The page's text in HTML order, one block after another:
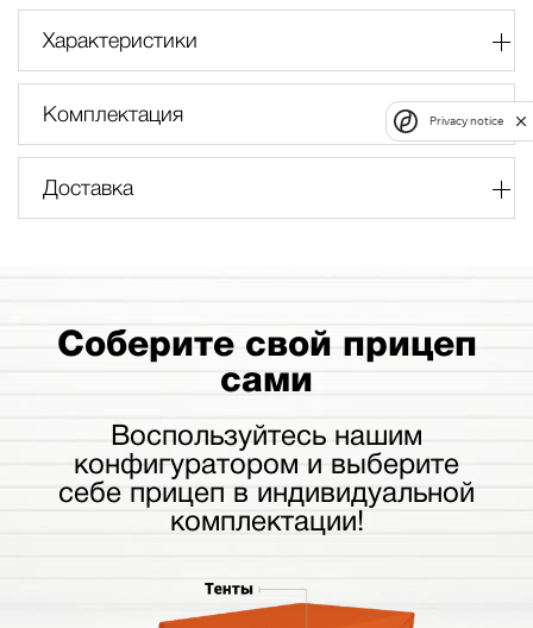
Характеристики
Комплектация
Доставка
Соберите свой прицеп
сами
Воспользуйтесь нашим
конфигуратором и выберите
себе прицеп в индивидуальной
комплектации!
Privacy notice